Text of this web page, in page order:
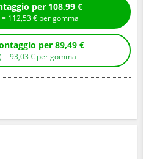
Compra con montaggio per 108,99 €
) = 112,53€ per gomma
Compra senza montaggio per 89,49 €
) =93,03 € per gomma